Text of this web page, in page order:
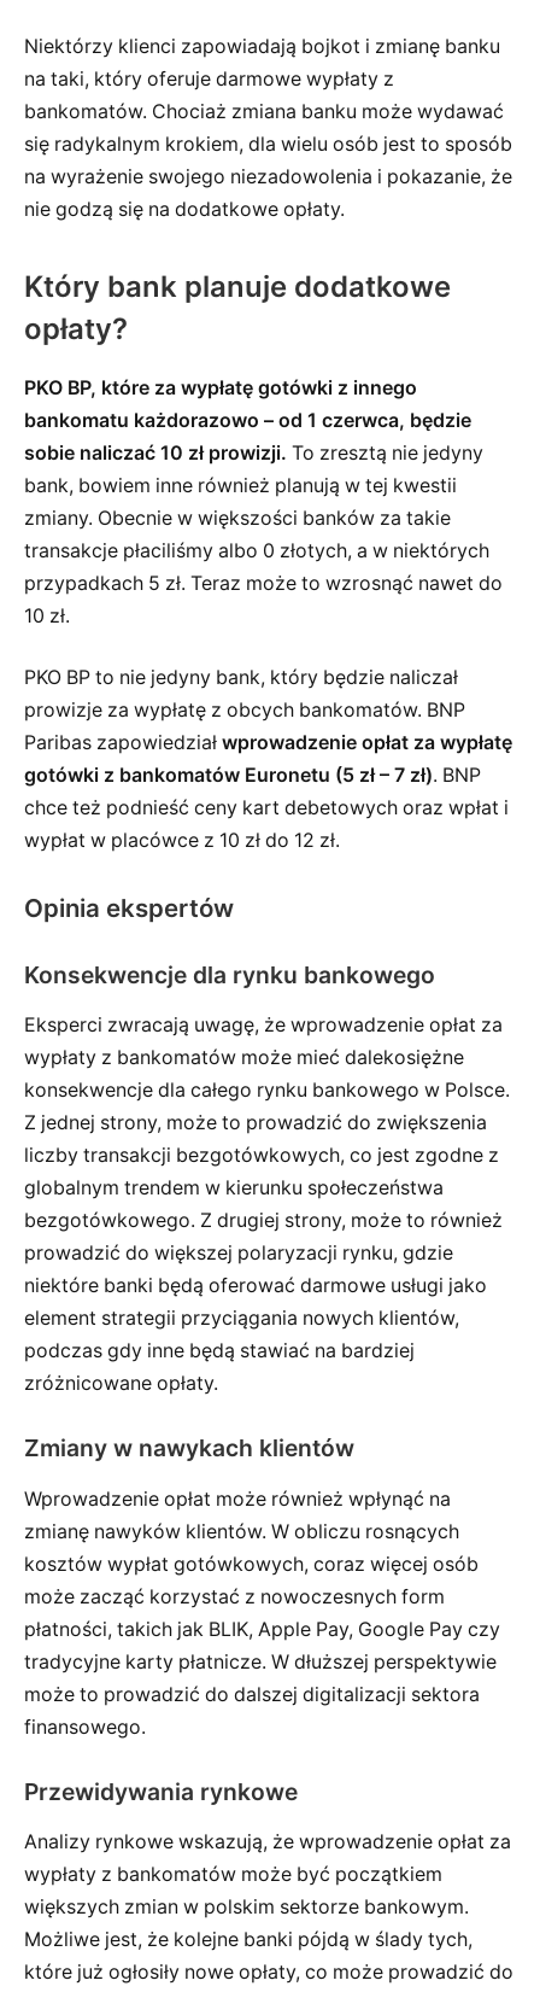
Niektórzy klienci zapowiadają bojkot i zmianę banku
na taki, który oferuje darmowe wypłaty z
bankomatów. Chociaż zmiana banku może wydawać
się radykalnym krokiem, dla wielu osób jest to sposób
na wyrażenie swojego niezadowolenia i pokazanie, że
nie godzą się na dodatkowe opłaty.
Który bank planuje dodatkowe
opłaty?
PKO BP, które za wypłatę gotówki z innego
bankomatu każdorazowo – od 1 czerwca, będzie
sobie naliczać 10 zł prowizji. To zresztą nie jedyny
bank, bowiem inne również planują w tej kwestii
zmiany. Obecnie w większości banków za takie
transakcje płaciliśmy albo 0 złotych, a w niektórych
przypadkach 5 zł. Teraz może to wzrosnąć nawet do
10 zł.
PKO BP to nie jedyny bank, który będzie naliczał
prowizje za wypłatę z obcych bankomatów. BNP
Paribas zapowiedział wprowadzenie opłat za wypłatę
gotówki z bankomatów Euronetu (5 zł – 7 zł). BNP
chce też podnieść ceny kart debetowych oraz wpłat i
wypłat w placówce z 10 zł do 12 zł.
Opinia ekspertów
Konsekwencje dla rynku bankowego
Eksperci zwracają uwagę, że wprowadzenie opłat za
wypłaty z bankomatów może mieć dalekosiężne
konsekwencje dla całego rynku bankowego w Polsce.
Z jednej strony, może to prowadzić do zwiększenia
liczby transakcji bezgotówkowych, co jest zgodne z
globalnym trendem w kierunku społeczeństwa
bezgotówkowego. Z drugiej strony, może to również
prowadzić do większej polaryzacji rynku, gdzie
niektóre banki będą oferować darmowe usługi jako
element strategii przyciągania nowych klientów,
podczas gdy inne będą stawiać na bardziej
zróżnicowane opłaty.
Zmiany w nawykach klientów
Wprowadzenie opłat może również wpłynąć na
zmianę nawyków klientów. W obliczu rosnących
kosztów wypłat gotówkowych, coraz więcej osób
może zacząć korzystać z nowoczesnych form
płatności, takich jak BLIK, Apple Pay, Google Pay czy
tradycyjne karty płatnicze. W dłuższej perspektywie
może to prowadzić do dalszej digitalizacji sektora
finansowego.
Przewidywania rynkowe
Analizy rynkowe wskazują, że wprowadzenie opłat za
wypłaty z bankomatów może być początkiem
większych zmian w polskim sektorze bankowym.
Możliwe jest, że kolejne banki pójdą w ślady tych,
które już ogłosiły nowe opłaty, co może prowadzić do